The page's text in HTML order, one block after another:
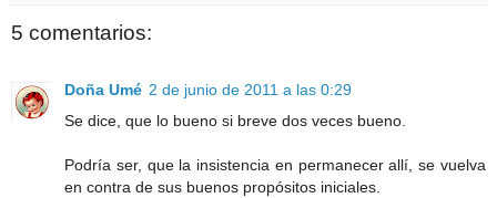
5 comentarios:
Doña Umé 2 de junio de 2011 a las 0:29
Se dice, que lo bueno si breve dos veces bueno.
Podría ser, que la insistencia en permanecer allí, se vuelva
en contra de sus buenos propósitos iniciales.